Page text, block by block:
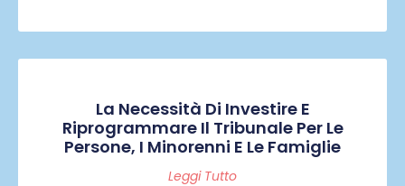
La Necessità Di Investire E
Riprogrammare Il Tribunale Per Le
Persone, I Minorenni E Le Famiglie
Leggi Tutto